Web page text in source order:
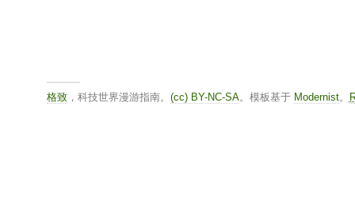
格致，科技世界漫游指南。 (cc) BY-NC-SA。模板基于 Modernist。